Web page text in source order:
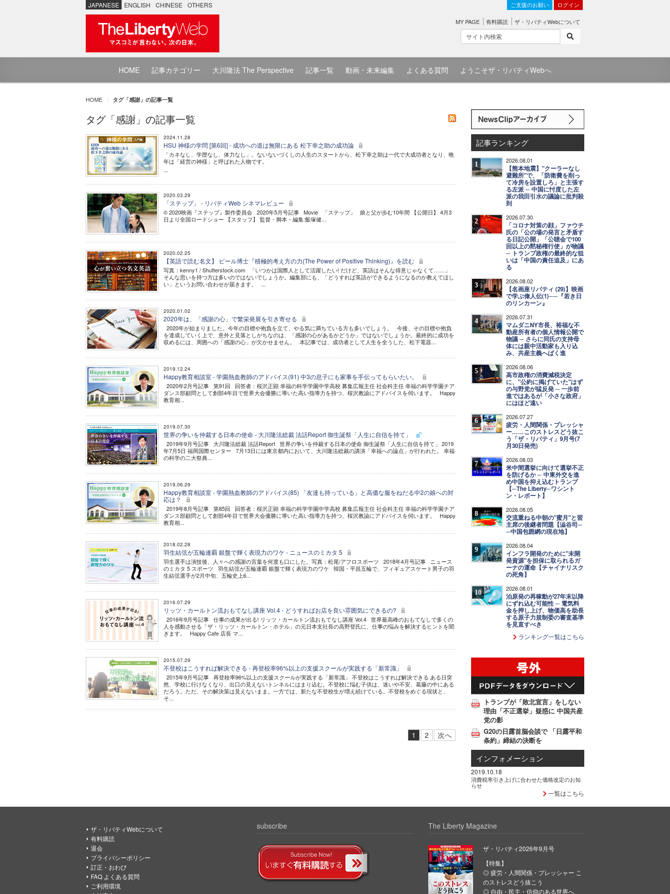
JAPANESE ENGLISH CHINESE OTHERS ご支援のお願い ログイン
MY PAGE 有料購読 ザ・リバティWebについて
HOME 記事カテゴリー 大川隆法 The Perspective 記事一覧 動画・未来編集 よくある質問 ようこそザ・リバティWebへ
HOME タグ「感謝」の記事一覧
タグ「感謝」の記事一覧
2024.11.28
HSU 神様の学問 [第6回] - 成功への道は無限にある 松下幸之助の成功論
「カネなし、学歴なし、体力なし」。ないないづくしの人生のスタートから、松下幸之助は一代で大成功者となり、晩
年は「経営の神様」と呼ばれた人物です。
...
2020.03.29
「ステップ」 - リバティWeb シネマレビュー
© 2020映画『ステップ』製作委員会 2020年5月号記事 Movie 「ステップ」 娘と父が歩む10年間 【公開日】 4月3
日より全国ロードショー 【スタッフ】 監督・脚本・編集:飯塚健...
2020.02.25
【英語で読む名文】 ピール博士『積極的考え方の力(The Power of Positive Thinking)』を読む
写真：kenny1 / Shutterstock.com 「いつかは国際人として活躍したい! だけど、英語はそんな得意じゃなくて……」
そんな思いを持つ方は多いのではないでしょうか。編集部にも、「どうすれば英語ができるようになるのか教えてほし
い」というお問い合わせが届きます。 ...
2020.01.02
2020年は、「感謝の心」で繁栄発展を引き寄せる
2020年が始まりました。今年の目標や抱負を立て、やる気に満ちている方も多いでしょう。 今後、その目標や抱負
を達成していく上で、意外と見落としがちなのは、「感謝の心があるかどうか」ではないでしょうか。最終的に成功を
収めるには、周囲への「感謝の心」が欠かせません。 本記事では、成功者として人生を全うした、松下電器...
2019.12.24
Happy教育相談室 - 学園熱血教師のアドバイス(91) 中3の息子にも家事を手伝ってもらいたい。
2020年2月号記事 第91回 回答者：桜沢正顕 幸福の科学学園中学高校 募集広報主任 社会科主任 幸福の科学学園チア
ダンス部顧問として創部4年目で世界大会優勝に導いた高い指導力を持つ、桜沢教諭にアドバイスを伺います。 Happy
教育相...
2019.07.30
世界の争いを仲裁する日本の使命 - 大川隆法総裁 法話Report 御生誕祭「人生に自信を持て」
2019年9月号記事 大川隆法総裁 法話Report 世界の争いを仲裁する日本の使命 御生誕祭「人生に自信を持て」 2019
年7月5日 福岡国際センター 7月13日には東京都内において、大川隆法総裁の講演「幸福への論点」が行われた。 幸福
の科学の二大祭典...
2019.06.29
Happy教育相談室 - 学園熱血教師のアドバイス(85) 「友達も持っている」と高価な服をねだる中2の娘への対
応は？
2019年8月号記事 第85回 回答者：桜沢正顕 幸福の科学学園中学高校 募集広報主任 社会科主任 幸福の科学学園チア
ダンス部顧問として創部4年目で世界大会優勝に導いた高い指導力を持つ、桜沢教諭にアドバイスを伺います。 Happy
教育相...
2018.02.28
羽生結弦が五輪連覇 銀盤で輝く表現力のワケ - ニュースのミカタ 5
羽生選手は演技後、人々への感謝の言葉を何度も口にした。写真：松尾/アフロスポーツ 2018年4月号記事 ニュース
のミカタ 5 スポーツ 羽生結弦が五輪連覇 銀盤で輝く表現力のワケ 韓国・平昌五輪で、フィギュアスケート男子の羽
生結弦選手が2月中旬、五輪史上6...
2016.07.29
リッツ・カールトン流おもてなし講座 Vol.4 - どうすればお店を良い雰囲気にできるの?
2016年9月号記事 仕事の成果が出る! リッツ・カールトン流おもてなし講座 Vol.4 世界最高峰のおもてなしで多くの
人を感動させる「ザ・リッツ・カールトン・ホテル」の元日本支社長の高野登氏に、仕事の悩みを解決するヒントを聞
きます。 Happy Cafe 店長 マ...
2015.07.29
不登校はこうすれば解決できる - 再登校率96%以上の支援スクールが実践する「新常識」
2015年9月号記事 再登校率96%以上の支援スクールが実践する「新常識」 不登校はこうすれば解決できる ある日突
然、学校に行けなくなり、出口の見えないトンネルにはまり込む。不登校に悩む子供は、迷いや不安、葛藤の中にある
だろう。ただ、その解決策は見えないまま。一方では、新たな不登校生が増え続けている。不登校をめぐる現状と、
そ...
1 2 次へ
記事ランキング
1 2026.08.01
【熊本地震】"クーラーなし
避難所"で、「防衛費を削っ
て冷房を設置しろ」と主張す
る左派 ─ 中国に忖度した左
派の我田引水の議論に批判殺
到
2 2026.07.30
「コロナ対策の顔」ファウチ
氏の「公の場の発言と矛盾す
る日記公開」「公聴会で100
回以上の黙秘権行使」が物議
─ トランプ政権の最終的な狙
いは「中国の責任追及」にあ
る
3 2026.08.02
【名画座リバティ (29)】映画
で学ぶ偉人伝(1)──『若き日
のリンカーン』
4 2026.07.31
マムダニNY市長、裕福な不
動産所有者の個人情報公開で
物議 ─ さらに同氏の支持母
体には親中活動家も入り込
み、共産主義へばく進
5 2026.08.06
高市政権の消費減税決定
に、"公約に掲げていた"はず
の与野党が猛反発 ─ 一歩前
進ではあるが「小さな政府」
にはほど遠い
6 2026.07.27
疲労・人間関係・プレッシャ
ー……このストレスどう抜こ
う「ザ・リバティ」9月号(7
月30日発売)
7 2026.08.03
米中間選挙に向けて選挙不正
を防げるか ─ 中東外交を進
め中国を抑え込むトランプ
【─The Liberty─ワシント
ン・レポート】
8 2026.08.05
交流重ねる中朝の"蜜月"と習
主席の後継者問題【澁谷司─
─中国包囲網の現在地】
9 2026.08.04
インフラ開発のために"未開
発資源"を担保に取られるガ
ーナの運命【チャイナリスク
の死角】
10 2026.08.01
泊原発の再稼動が27年末以降
にずれ込む可能性 ─ 電気料
金を押し上げ、物価高を助長
する原子力規制委の審査基準
を見直すべき
ランキング一覧はこちら
トランプが「敗北宣言」をしない
理由「不正選挙」疑惑に 中国共産
党の影
G20の日露首脳会談で 「日露平和
条約」締結の決断を
インフォメーション
2019.10.18
消費税率引き上げに合わせた価格改定のお知
らせ
一覧はこちら
ザ・リバティWebについて
有料購読
退会
プライバシーポリシー
訂正・おわび
FAQ よくある質問
ご利用環境
subscribe The Liberty Magazine
ザ・リバティ2026年9月号
【特集】
◎ 疲労・人間関係・プレッシャー こ
のストレスどう抜こう
◎ 自由・民主・信仰のある世界へ